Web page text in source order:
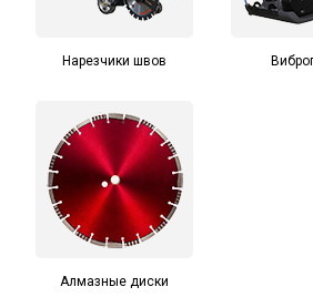
Нарезчики швов
Алмазные диски